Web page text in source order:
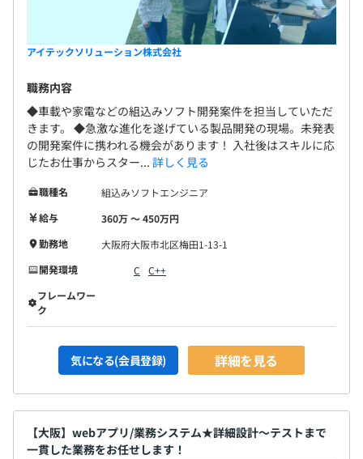
アイテックソリューション株式会社
職務内容
◆車載や家電などの組込みソフト開発案件を担当していただ
きます。 ◆急激な進化を遂げている製品開発の現場。未発表
の開発案件に携われる機会があります！ 入社後はスキルに応
じたお仕事からスター... 詳しく見る
職種名
組込みソフトエンジニア
給与
360万 〜 450万円
勤務地
大阪府大阪市北区梅田1-13-1
開発環境
C
C++
フレームワー
ク
気になる(会員登録) 詳細を見る
【大阪】webアプリ/業務システム★詳細設計～テストまで
一貫した業務をお任せします！